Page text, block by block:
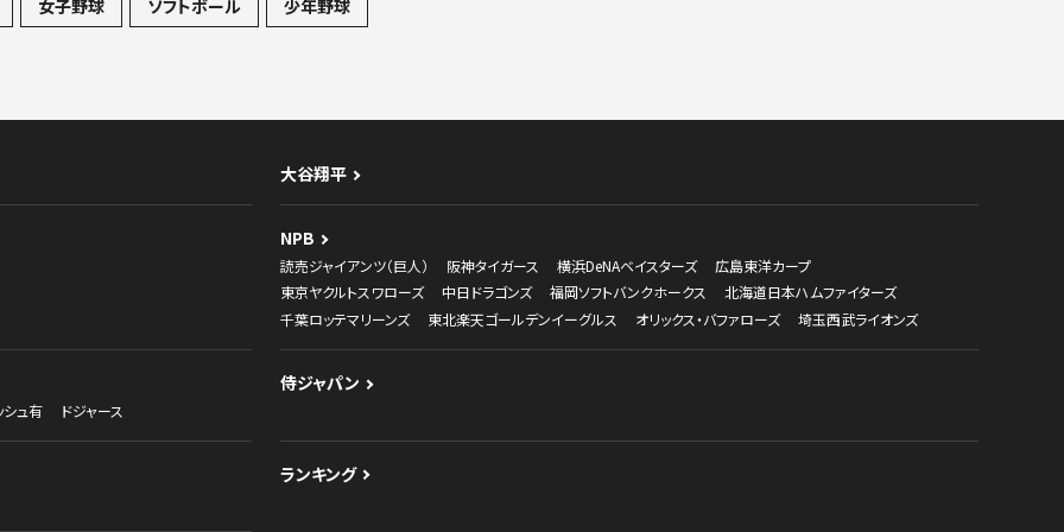
女子野球 ソフトボール 少年野球
大谷翔平
NPB
読売ジャイアンツ（巨人） 阪神タイガース 横浜DeNAベイスターズ
広島東洋カープ
東京ヤクルトスワローズ
中日ドラゴンズ 福岡ソフトバンクホークス
北海道日本ハムファイターズ
千葉ロッテマリーンズ
東北楽天ゴールデンイーグルス オリックス・バファローズ 埼玉西武ライオンズ
シュ有 ドジャース
侍ジャパン
ランキング